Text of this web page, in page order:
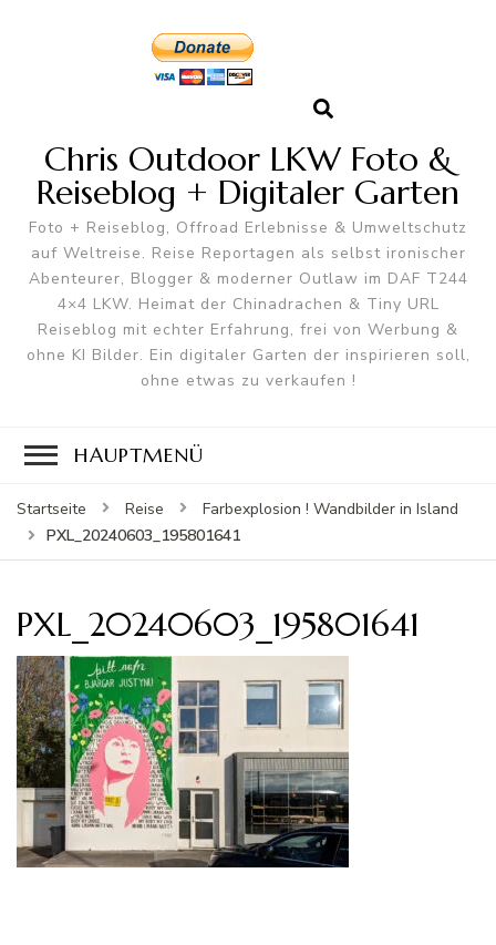
Chris Outdoor LKW Foto &
Reiseblog + Digitaler Garten
Foto + Reiseblog, Offroad Erlebnisse & Umweltschutz
auf Weltreise. Reise Reportagen als selbst ironischer
Abenteurer, Blogger & moderner Outlaw im DAF T244
4×4 LKW. Heimat der Chinadrachen & Tiny URL
Reiseblog mit echter Erfahrung, frei von Werbung &
ohne KI Bilder. Ein digitaler Garten der inspirieren soll,
ohne etwas zu verkaufen !
HAUPTMENÜ
Startseite Reise
Farbexplosion ! Wandbilder in Island
PXL_20240603_195801641
PXL_20240603_195801641